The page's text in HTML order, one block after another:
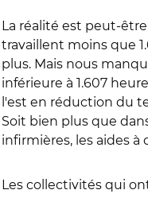
La réalité est peut-
travaillent moins que
plus. Mais nous
inférieure à 1.607
l'est en réduction du
Soit bien plus que
infirmières, les aides à
Les collectivités qui